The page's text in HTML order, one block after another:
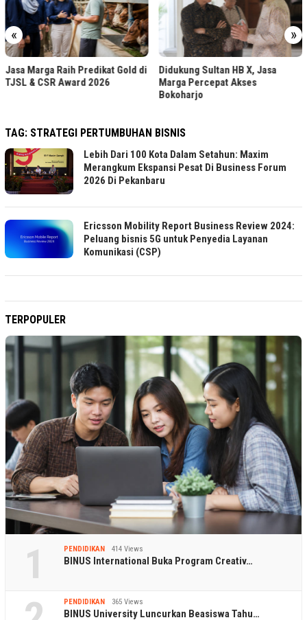
« »
Jasa Marga Raih Predikat Gold di
TJSL & CSR Award 2026
Didukung Sultan HB X, Jasa
Marga Percepat Akses
Bokoharjo
TAG: STRATEGI PERTUMBUHAN BISNIS
Lebih Dari 100 Kota Dalam Setahun: Maxim
Merangkum Ekspansi Pesat Di Business Forum
2026 Di Pekanbaru
Ericsson Mobility Report Business Review 2024:
Peluang bisnis 5G untuk Penyedia Layanan
Komunikasi (CSP)
TERPOPULER
1 PENDIDIKAN 414 Views
BINUS International Buka Program Creativ…
PENDIDIKAN 365 Views
BINUS University Luncurkan Beasiswa Tahu…